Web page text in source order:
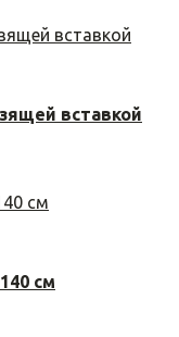
вставкой
см